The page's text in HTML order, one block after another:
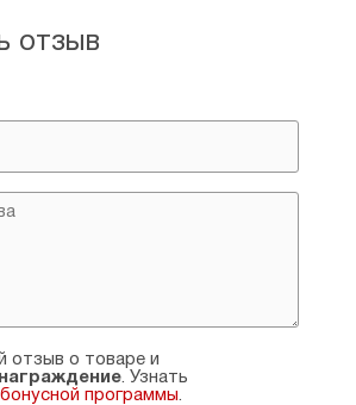
отзыв
отзыв о товаре и
. Узнать
бонусной программы.